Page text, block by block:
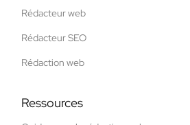
Rédacteur web
Rédacteur SEO
Rédaction web
Ressources